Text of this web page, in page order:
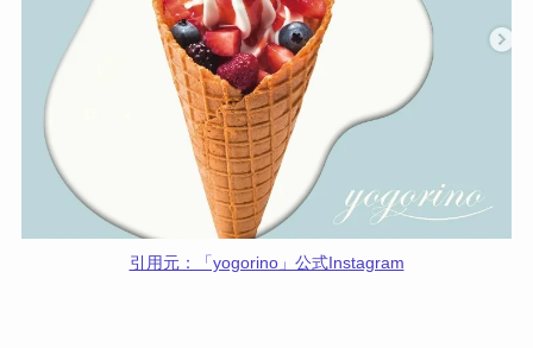
引用元：「yogorino」公式Instagram